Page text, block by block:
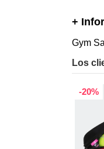
+
Gym
Los
-20%